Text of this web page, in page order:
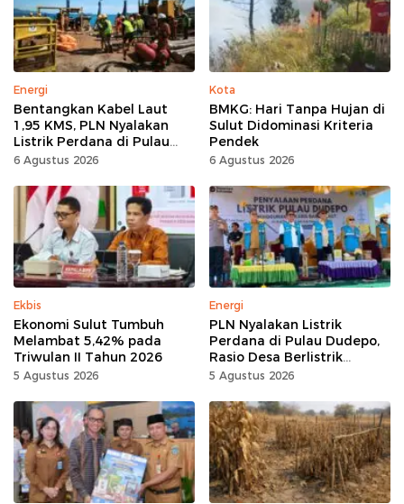
Energi
Bentangkan Kabel Laut
1,95 KMS, PLN Nyalakan
Listrik Perdana di Pulau
Dudepo, Desa Berlistrik di
6 Agustus 2026
Kota
BMKG: Hari Tanpa Hujan di
Sulut Didominasi Kriteria
Pendek
6 Agustus 2026
Ekbis
Ekonomi Sulut Tumbuh
Melambat 5,42% pada
Triwulan II Tahun 2026
5 Agustus 2026
Energi
PLN Nyalakan Listrik
Perdana di Pulau Dudepo,
Rasio Desa Berlistrik
Provinsi Gorontalo Capai
5 Agustus 2026